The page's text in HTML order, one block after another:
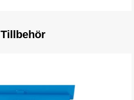
Tillbehör